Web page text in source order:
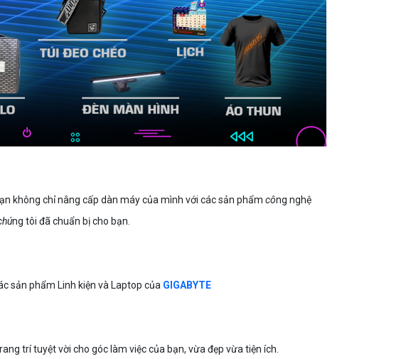
không chỉ nâng cấp dàn máy của mình với các sản phẩm công nghệ
ng tôi đã chuẩn bị cho bạn.
sản phẩm Linh kiện và Laptop của GIGABYTE
trí tuyệt vời cho góc làm việc của bạn, vừa đẹp vừa tiện ích.